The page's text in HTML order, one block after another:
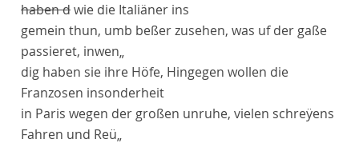
haben dwie die Italiäner ins
gemein thun, umb beßer zusehen, was uf der gaße
passieret, inwen„
dig haben sie ihre Höfe, Hingegen wollen die
Franzosen insonderheit
in Paris wegen der großen unruhe, vielen schreÿens
Fahren und Reü„